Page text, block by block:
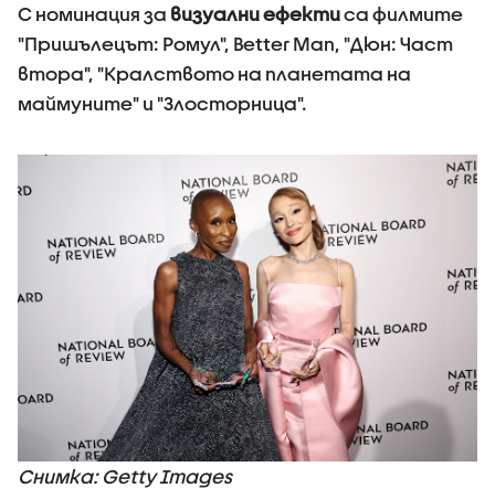
С номинация за визуални ефектиса филмите
"Пришълецът: Ромул", Better Man, "Дюн: Част
втора", "Кралството на планетата на
маймуните" и "Злосторница".
Снимка: Getty Images